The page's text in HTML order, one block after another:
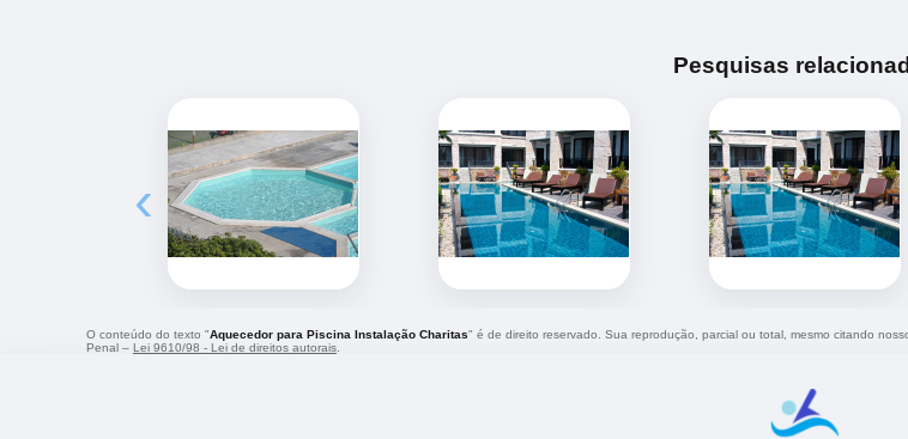
Pesquisas
‹
O conteúdo do texto "Aquecedor para Piscina Instalação Charitas" é de direito reservado. Sua reprodução, parcial ou total, mesmo citando
Penal – Lei 9610/98 - Lei de direitos autorais.